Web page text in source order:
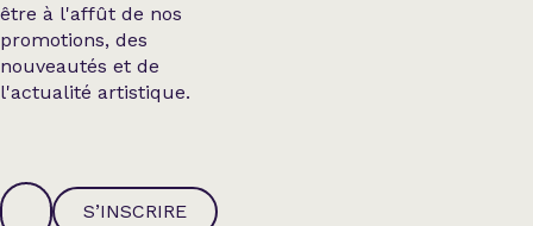
être à l'affût de nos
promotions, des
nouveautés et de
l'actualité artistique.
S’INSCRIRE